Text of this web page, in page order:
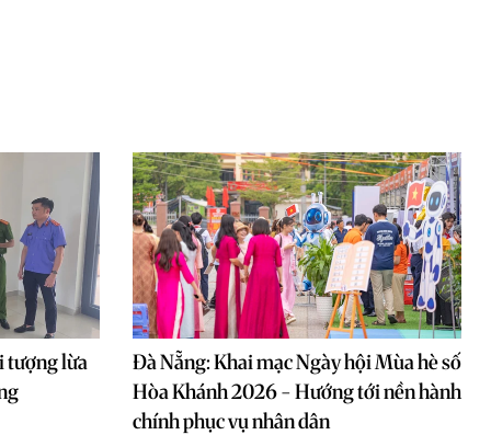
tượng lừa
Đà Nẵng: Khai mạc Ngày hội Mùa hè số
Hòa Khánh 2026 - Hướng tới nền hành
chính phục vụ nhân dân